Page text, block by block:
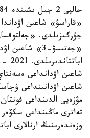
«قاراسۋ» شاعىن
جۇرگىزىلدى.
«جەتىسۋ-3»
شاعىن اۋدانداعى
شاعىن اۋدانىنداعى
مۋزەيى الدىنداعى
تەاترى ماڭىنداعى
وزەندەرىنىڭ ارنالارى